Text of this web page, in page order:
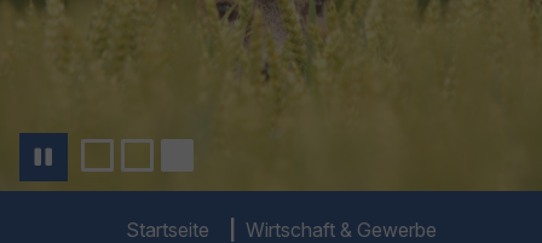
Startseite
Wirtschaft & Gewerbe